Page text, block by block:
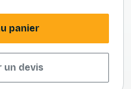
panier
un devis